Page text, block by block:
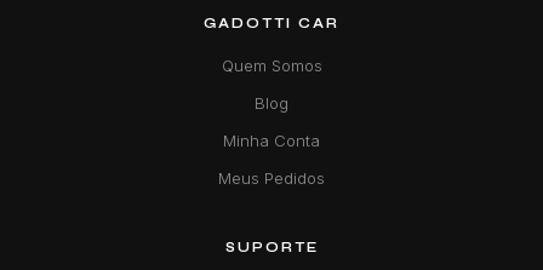
GADOTTI CAR
Quem Somos
Blog
Minha Conta
Meus Pedidos
SUPORTE